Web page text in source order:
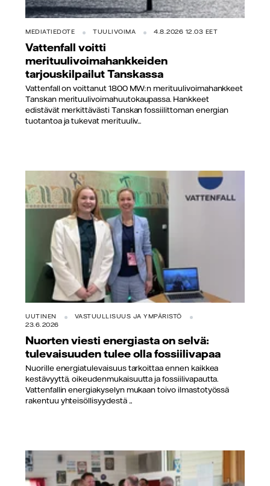
MEDIATIEDOTE TUULIVOIMA 4.8.2026 12.03 EET
Vattenfall voitti
merituulivoimahankkeiden
tarjouskilpailut Tanskassa
Vattenfall on voittanut 1800 MW:n merituulivoimahankkeet
Tanskan merituulivoimahuutokaupassa. Hankkeet
edistävät merkittävästi Tanskan fossiilittoman energian
tuotantoa ja tukevat merituuliv...
UUTINEN
VASTUULLISUUS JA YMPÄRISTÖ
23.6.2026
Nuorten viesti energiasta on selvä:
tulevaisuuden tulee olla fossiilivapaa
Nuorille energiatulevaisuus tarkoittaa ennen kaikkea
kestävyyttä, oikeudenmukaisuutta ja fossiilivapautta.
Vattenfallin energiakyselyn mukaan toivo ilmastotyössä
rakentuu yhteisöllisyydestä ...